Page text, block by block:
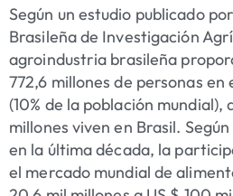
Según un estudio publicado
Brasileña de Investigación
agroindustria brasileña
772,6 millones de personas
(10% de la población mundial),
millones viven en Brasil.
en la última década, la
el mercado mundial de